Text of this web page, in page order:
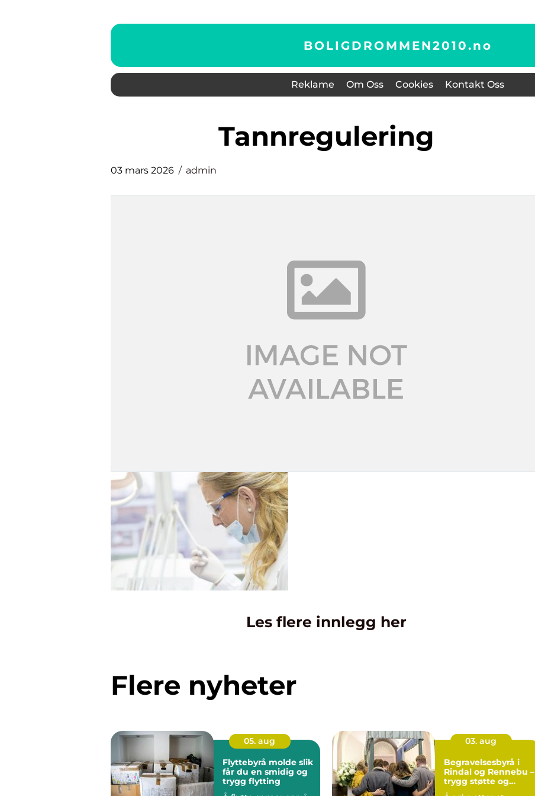
BOLIGDROMMEN2010.no
Reklame Om Oss Cookies Kontakt Oss
tannregulering
03 mars 2026 admin
Les flere innlegg her
Flere nyheter
05. aug
Flyttebyrå molde slik
får du en smidig og
trygg flytting
03. aug
Begravelsesbyrå i
Rindal og Rennebu –
trygg støtte og
personlig veiledning